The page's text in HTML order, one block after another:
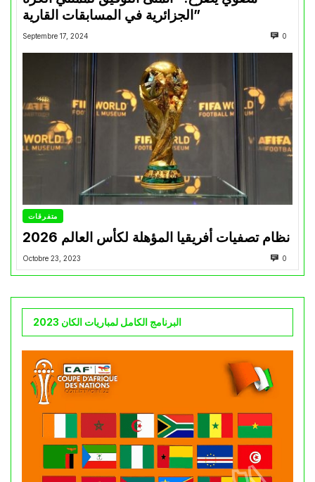
الجزائرية في المسابقات القارية”
Septembre 17, 2024 0
متفرقات
نظام تصفيات أفريقيا المؤهلة لكأس العالم 2026
Octobre 23, 2023 0
البرنامج الكامل لمباريات الكان 2023